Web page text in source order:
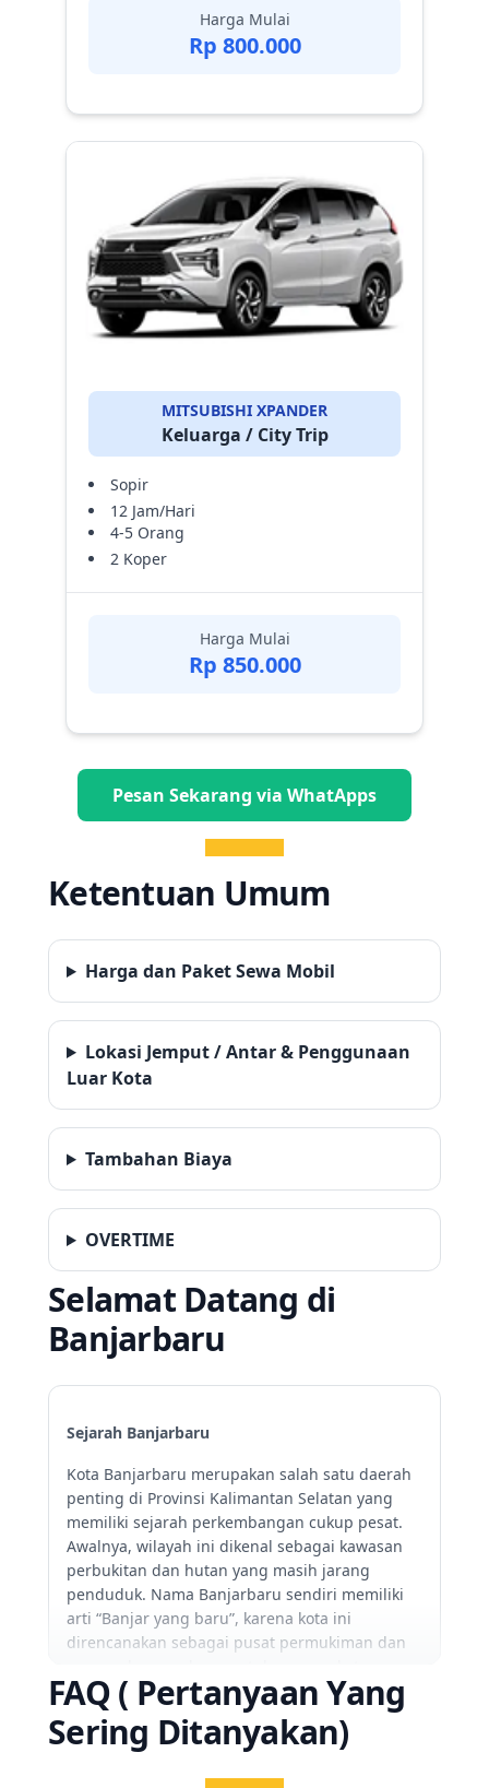
Harga Mulai
Rp 800.000
MITSUBISHI XPANDER
Keluarga / City Trip
Sopir
12 Jam/Hari
4-5 Orang
2 Koper
Harga Mulai
Rp 850.000
Pesan Sekarang via WhatApps
Ketentuan Umum
Harga dan Paket Sewa Mobil
Lokasi Jemput / Antar & Penggunaan
Luar Kota
Tambahan Biaya
OVERTIME
Selamat Datang di
Banjarbaru
Sejarah Banjarbaru
Kota Banjarbaru merupakan salah satu daerah
penting di Provinsi Kalimantan Selatan yang
memiliki sejarah perkembangan cukup pesat.
Awalnya, wilayah ini dikenal sebagai kawasan
perbukitan dan hutan yang masih jarang
penduduk. Nama Banjarbaru sendiri memiliki
arti “Banjar yang baru”, karena kota ini
direncanakan sebagai pusat permukiman dan
Kalimantan Selatan pada masa itu.
Perkembangan Banjarbaru mulai terlihat pada
tahun 1950-an ketika pemerintah bersama
FAQ ( Pertanyaan Yang
Sering Ditanyakan)